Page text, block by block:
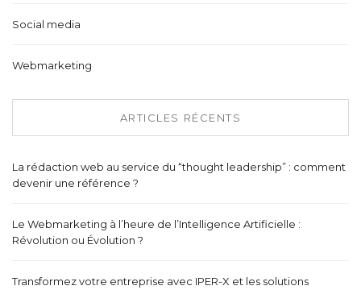
Social media
Webmarketing
ARTICLES RÉCENTS
La rédaction web au service du “thought leadership” : comment
devenir une référence ?
Le Webmarketing à l’heure de l’Intelligence Artificielle :
Révolution ou Évolution ?
Transformez votre entreprise avec IPER-X et les solutions